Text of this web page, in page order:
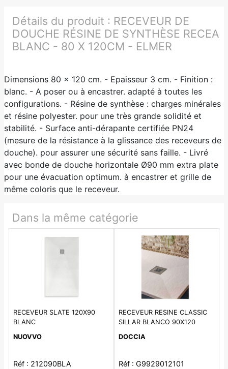
Détails du produit : RECEVEUR DE
DOUCHE RÉSINE DE SYNTHÈSE RECEA
BLANC - 80 X 120CM - ELMER
Dimensions 80 x 120 cm. - Epaisseur 3 cm. - Finition :
blanc. - A poser ou à encastrer. adapté à toutes les
configurations. - Résine de synthèse : charges minérales
et résine polyester. pour une très grande solidité et
stabilité. - Surface anti-dérapante certifiée PN24
(mesure de la résistance à la glissance des receveurs de
douche). pour assurer une sécurité sans faille. - Livré
avec bonde de douche horizontale Ø90 mm extra plate
pour une évacuation optimum. à encastrer et grille de
même coloris que le receveur.
Dans la même catégorie
RECEVEUR SLATE 120X90
BLANC
NUOVVO
Réf : 212090BLA
RECEVEUR RESINE CLASSIC
SILLAR BLANCO 90X120
DOCCIA
Réf : G9929012101